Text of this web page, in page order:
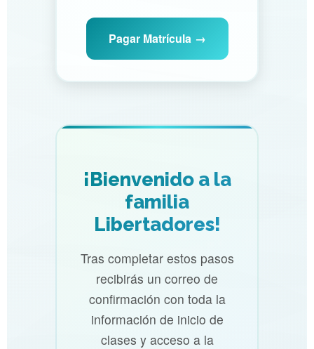
Pagar Matrícula
¡Bienvenido a la
familia
Libertadores!
Tras completar estos pasos
recibirás un correo de
confirmación con toda la
información de inicio de
clases y acceso a la